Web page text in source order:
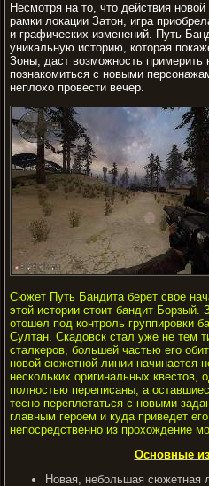
Hесмотря на то, что действия
рамки локации Затон, игра
и графических изменений. Путь
уникальную историю, которая
Зоны, даст возможность примерить
познакомиться с новыми
неплохо провести вечер.
Сюжет Путь Бандита берет свое
этой истории стоит бандит Борзый.
отошел под контроль группировки
Султан. Скадовск стал уже не тем
сталкеров, большей частью его
новой сюжетной линии начинается
нескольких оригинальных квестов,
полностью переписаны, а
тесно переплетаться с новыми
главным героем и куда приведет
непосредственно из прохождение
Основные
Новая, небольшая сюжетная